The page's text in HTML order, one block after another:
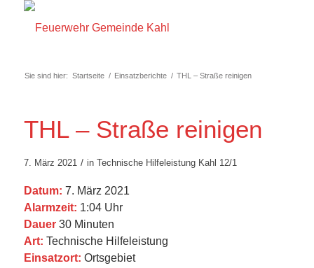
Sie sind hier: Startseite / Einsatzberichte / THL – Straße reinigen
THL – Straße reinigen
7. März 2021 / in Technische Hilfeleistung Kahl 12/1
Datum: 7. März 2021
Alarmzeit: 1:04 Uhr
Dauer30 Minuten
Art: Technische Hilfeleistung
Einsatzort: Ortsgebiet